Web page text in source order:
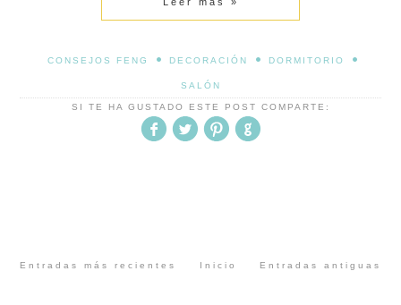
CONSEJOS FENG • DECORACIÓN • DORMITORIO •
SALÓN
SI TE HA GUSTADO ESTE POST COMPARTE:
Entradas más recientes Entradas antiguas
Inicio